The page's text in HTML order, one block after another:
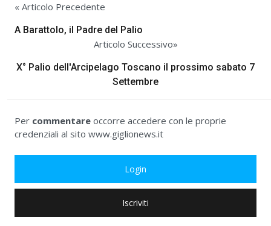
« Articolo Precedente
A Barattolo, il Padre del Palio
Articolo Successivo»
X° Palio dell'Arcipelago Toscano il prossimo sabato 7
Settembre
Per commentare occorre accedere con le proprie
credenziali al sito www.giglionews.it
Login
Iscriviti